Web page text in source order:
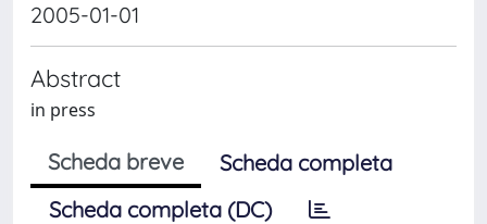
2005-01-01
Abstract
in press
Scheda breve
Scheda completa
Scheda completa (DC)